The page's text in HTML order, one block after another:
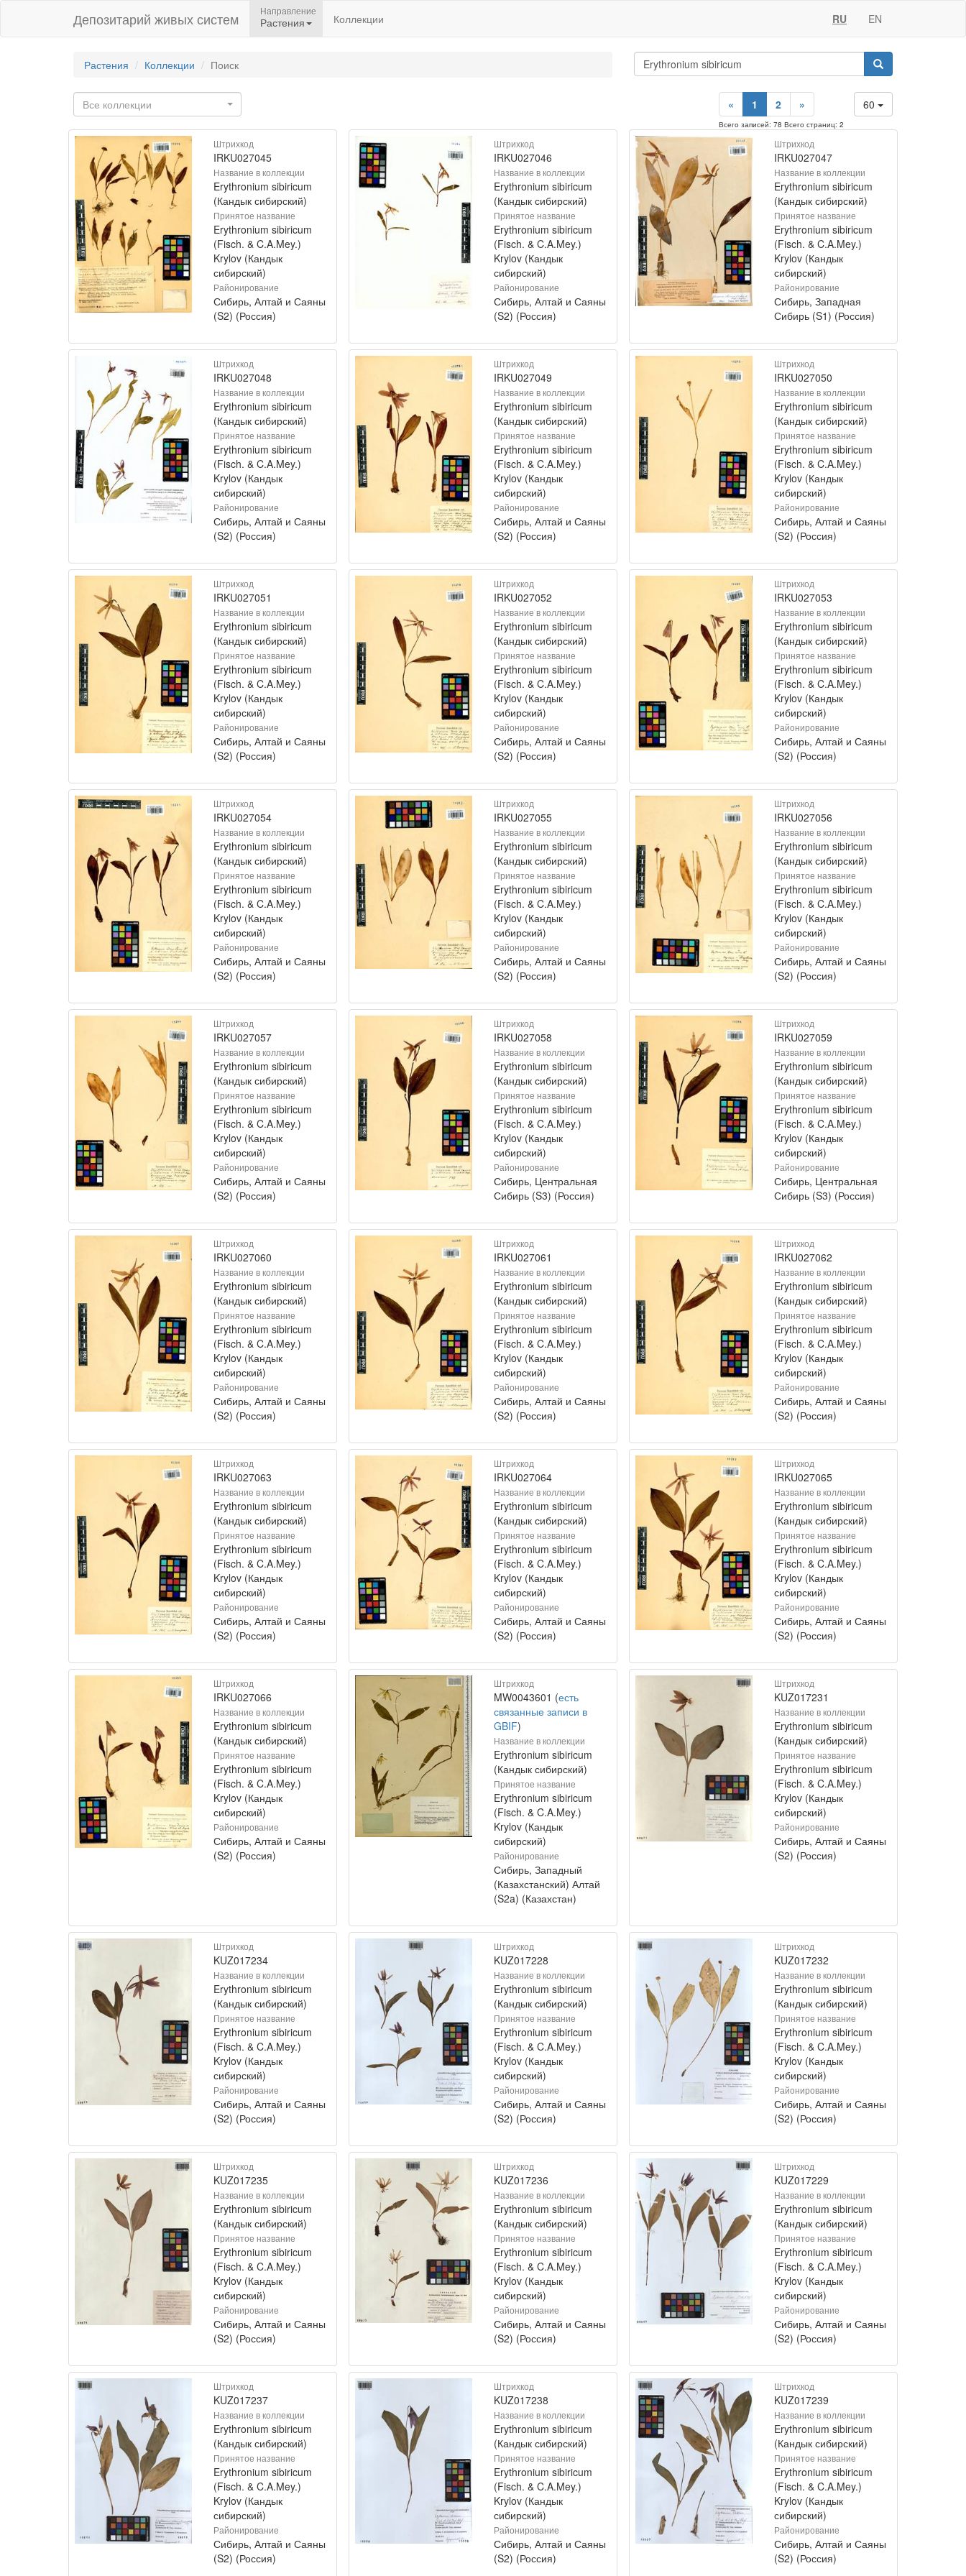
Депозитарий живых систем Направление
Растения Коллекции RU EN
Растения Коллекции Поиск
Все коллекции 60
« 1 2 »
Всего записей: 78 Всего страниц: 2
Штрихкод
IRKU027045
Название в коллекции
Erythronium sibiricum
(Кандык сибирский)
Принятое название
Erythronium sibiricum
(Fisch. & C.A.Mey.)
Krylov (Кандык
сибирский)
Районирование
Сибирь, Алтай и Саяны
(S2) (Россия)
Штрихкод
IRKU027046
Название в коллекции
Erythronium sibiricum
(Кандык сибирский)
Принятое название
Erythronium sibiricum
(Fisch. & C.A.Mey.)
Krylov (Кандык
сибирский)
Районирование
Сибирь, Алтай и Саяны
(S2) (Россия)
Штрихкод
IRKU027047
Название в коллекции
Erythronium sibiricum
(Кандык сибирский)
Принятое название
Erythronium sibiricum
(Fisch. & C.A.Mey.)
Krylov (Кандык
сибирский)
Районирование
Сибирь, Западная
Сибирь (S1) (Россия)
Штрихкод
IRKU027048
Название в коллекции
Erythronium sibiricum
(Кандык сибирский)
Принятое название
Erythronium sibiricum
(Fisch. & C.A.Mey.)
Krylov (Кандык
сибирский)
Районирование
Сибирь, Алтай и Саяны
(S2) (Россия)
Штрихкод
IRKU027049
Название в коллекции
Erythronium sibiricum
(Кандык сибирский)
Принятое название
Erythronium sibiricum
(Fisch. & C.A.Mey.)
Krylov (Кандык
сибирский)
Районирование
Сибирь, Алтай и Саяны
(S2) (Россия)
Штрихкод
IRKU027050
Название в коллекции
Erythronium sibiricum
(Кандык сибирский)
Принятое название
Erythronium sibiricum
(Fisch. & C.A.Mey.)
Krylov (Кандык
сибирский)
Районирование
Сибирь, Алтай и Саяны
(S2) (Россия)
Штрихкод
IRKU027051
Название в коллекции
Erythronium sibiricum
(Кандык сибирский)
Принятое название
Erythronium sibiricum
(Fisch. & C.A.Mey.)
Krylov (Кандык
сибирский)
Районирование
Сибирь, Алтай и Саяны
(S2) (Россия)
Штрихкод
IRKU027052
Название в коллекции
Erythronium sibiricum
(Кандык сибирский)
Принятое название
Erythronium sibiricum
(Fisch. & C.A.Mey.)
Krylov (Кандык
сибирский)
Районирование
Сибирь, Алтай и Саяны
(S2) (Россия)
Штрихкод
IRKU027053
Название в коллекции
Erythronium sibiricum
(Кандык сибирский)
Принятое название
Erythronium sibiricum
(Fisch. & C.A.Mey.)
Krylov (Кандык
сибирский)
Районирование
Сибирь, Алтай и Саяны
(S2) (Россия)
Штрихкод
IRKU027054
Название в коллекции
Erythronium sibiricum
(Кандык сибирский)
Принятое название
Erythronium sibiricum
(Fisch. & C.A.Mey.)
Krylov (Кандык
сибирский)
Районирование
Сибирь, Алтай и Саяны
(S2) (Россия)
Штрихкод
IRKU027055
Название в коллекции
Erythronium sibiricum
(Кандык сибирский)
Принятое название
Erythronium sibiricum
(Fisch. & C.A.Mey.)
Krylov (Кандык
сибирский)
Районирование
Сибирь, Алтай и Саяны
(S2) (Россия)
Штрихкод
IRKU027056
Название в коллекции
Erythronium sibiricum
(Кандык сибирский)
Принятое название
Erythronium sibiricum
(Fisch. & C.A.Mey.)
Krylov (Кандык
сибирский)
Районирование
Сибирь, Алтай и Саяны
(S2) (Россия)
Штрихкод
IRKU027057
Название в коллекции
Erythronium sibiricum
(Кандык сибирский)
Принятое название
Erythronium sibiricum
(Fisch. & C.A.Mey.)
Krylov (Кандык
сибирский)
Районирование
Сибирь, Алтай и Саяны
(S2) (Россия)
Штрихкод
IRKU027058
Название в коллекции
Erythronium sibiricum
(Кандык сибирский)
Принятое название
Erythronium sibiricum
(Fisch. & C.A.Mey.)
Krylov (Кандык
сибирский)
Районирование
Сибирь, Центральная
Сибирь (S3) (Россия)
Штрихкод
IRKU027059
Название в коллекции
Erythronium sibiricum
(Кандык сибирский)
Принятое название
Erythronium sibiricum
(Fisch. & C.A.Mey.)
Krylov (Кандык
сибирский)
Районирование
Сибирь, Центральная
Сибирь (S3) (Россия)
Штрихкод
IRKU027060
Название в коллекции
Erythronium sibiricum
(Кандык сибирский)
Принятое название
Erythronium sibiricum
(Fisch. & C.A.Mey.)
Krylov (Кандык
сибирский)
Районирование
Сибирь, Алтай и Саяны
(S2) (Россия)
Штрихкод
IRKU027061
Название в коллекции
Erythronium sibiricum
(Кандык сибирский)
Принятое название
Erythronium sibiricum
(Fisch. & C.A.Mey.)
Krylov (Кандык
сибирский)
Районирование
Сибирь, Алтай и Саяны
(S2) (Россия)
Штрихкод
IRKU027062
Название в коллекции
Erythronium sibiricum
(Кандык сибирский)
Принятое название
Erythronium sibiricum
(Fisch. & C.A.Mey.)
Krylov (Кандык
сибирский)
Районирование
Сибирь, Алтай и Саяны
(S2) (Россия)
Штрихкод
IRKU027063
Название в коллекции
Erythronium sibiricum
(Кандык сибирский)
Принятое название
Erythronium sibiricum
(Fisch. & C.A.Mey.)
Krylov (Кандык
сибирский)
Районирование
Сибирь, Алтай и Саяны
(S2) (Россия)
Штрихкод
IRKU027064
Название в коллекции
Erythronium sibiricum
(Кандык сибирский)
Принятое название
Erythronium sibiricum
(Fisch. & C.A.Mey.)
Krylov (Кандык
сибирский)
Районирование
Сибирь, Алтай и Саяны
(S2) (Россия)
Штрихкод
IRKU027065
Название в коллекции
Erythronium sibiricum
(Кандык сибирский)
Принятое название
Erythronium sibiricum
(Fisch. & C.A.Mey.)
Krylov (Кандык
сибирский)
Районирование
Сибирь, Алтай и Саяны
(S2) (Россия)
Штрихкод
IRKU027066
Название в коллекции
Erythronium sibiricum
(Кандык сибирский)
Принятое название
Erythronium sibiricum
(Fisch. & C.A.Mey.)
Krylov (Кандык
сибирский)
Районирование
Сибирь, Алтай и Саяны
(S2) (Россия)
Штрихкод
MW0043601 (есть
связанные записи в
GBIF)
Название в коллекции
Erythronium sibiricum
(Кандык сибирский)
Принятое название
Erythronium sibiricum
(Fisch. & C.A.Mey.)
Krylov (Кандык
сибирский)
Районирование
Сибирь, Западный
(Казахстанский) Алтай
(S2a) (Казахстан)
Штрихкод
KUZ017231
Название в коллекции
Erythronium sibiricum
(Кандык сибирский)
Принятое название
Erythronium sibiricum
(Fisch. & C.A.Mey.)
Krylov (Кандык
сибирский)
Районирование
Сибирь, Алтай и Саяны
(S2) (Россия)
Штрихкод
KUZ017234
Название в коллекции
Erythronium sibiricum
(Кандык сибирский)
Принятое название
Erythronium sibiricum
(Fisch. & C.A.Mey.)
Krylov (Кандык
сибирский)
Районирование
Сибирь, Алтай и Саяны
(S2) (Россия)
Штрихкод
KUZ017228
Название в коллекции
Erythronium sibiricum
(Кандык сибирский)
Принятое название
Erythronium sibiricum
(Fisch. & C.A.Mey.)
Krylov (Кандык
сибирский)
Районирование
Сибирь, Алтай и Саяны
(S2) (Россия)
Штрихкод
KUZ017232
Название в коллекции
Erythronium sibiricum
(Кандык сибирский)
Принятое название
Erythronium sibiricum
(Fisch. & C.A.Mey.)
Krylov (Кандык
сибирский)
Районирование
Сибирь, Алтай и Саяны
(S2) (Россия)
Штрихкод
KUZ017235
Название в коллекции
Erythronium sibiricum
(Кандык сибирский)
Принятое название
Erythronium sibiricum
(Fisch. & C.A.Mey.)
Krylov (Кандык
сибирский)
Районирование
Сибирь, Алтай и Саяны
(S2) (Россия)
Штрихкод
KUZ017236
Название в коллекции
Erythronium sibiricum
(Кандык сибирский)
Принятое название
Erythronium sibiricum
(Fisch. & C.A.Mey.)
Krylov (Кандык
сибирский)
Районирование
Сибирь, Алтай и Саяны
(S2) (Россия)
Штрихкод
KUZ017229
Название в коллекции
Erythronium sibiricum
(Кандык сибирский)
Принятое название
Erythronium sibiricum
(Fisch. & C.A.Mey.)
Krylov (Кандык
сибирский)
Районирование
Сибирь, Алтай и Саяны
(S2) (Россия)
Штрихкод
KUZ017237
Название в коллекции
Erythronium sibiricum
(Кандык сибирский)
Принятое название
Erythronium sibiricum
(Fisch. & C.A.Mey.)
Krylov (Кандык
сибирский)
Районирование
Сибирь, Алтай и Саяны
(S2) (Россия)
Штрихкод
KUZ017238
Название в коллекции
Erythronium sibiricum
(Кандык сибирский)
Принятое название
Erythronium sibiricum
(Fisch. & C.A.Mey.)
Krylov (Кандык
сибирский)
Районирование
Сибирь, Алтай и Саяны
(S2) (Россия)
Штрихкод
KUZ017239
Название в коллекции
Erythronium sibiricum
(Кандык сибирский)
Принятое название
Erythronium sibiricum
(Fisch. & C.A.Mey.)
Krylov (Кандык
сибирский)
Районирование
Сибирь, Алтай и Саяны
(S2) (Россия)